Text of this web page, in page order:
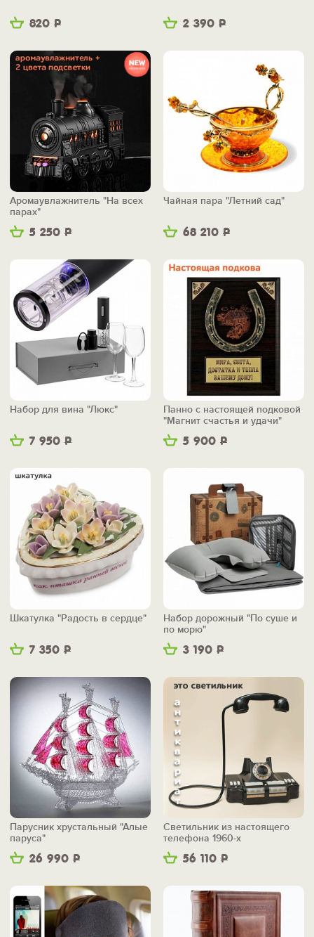
820 Р 2 390 Р
5 250 Р
Аромаувлажнитель "На всех
парах"
68 210 Р
Чайная пара "Летний сад"
7 950 Р
Набор для вина "Люкс"
5 900 Р
Панно с настоящей подковой
"Магнит счастья и удачи"
7 350 Р
Шкатулка "Радость в сердце"
3 190 Р
Набор дорожный "По суше и
по морю"
26 990 Р
Парусник хрустальный "Алые
паруса"
56 110 Р
Светильник из настоящего
телефона 1960-х